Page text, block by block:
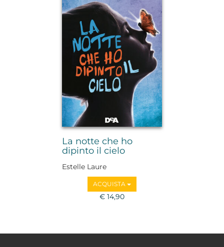
La notte che ho
dipinto il cielo
Estelle Laure
ACQUISTA
€ 14,90